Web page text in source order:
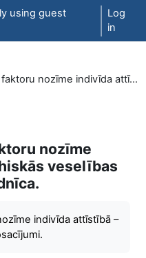
using guest
Log
in
Bioloģisko un vides faktoru nozīme indivīda attīstībā – psihiskās veselības priekšnosacījumi. Vārdnīca.
nozīme
veselības
indivīda attīstībā –